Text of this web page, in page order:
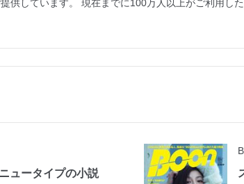
供しています。 現在までに100万人以上がご利用し
ュータイプの小説